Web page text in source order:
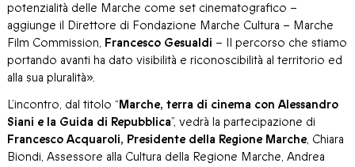
potenzialità delle Marche come set cinematografico –
aggiunge il Direttore di Fondazione Marche Cultura – Marche
Film Commission, Francesco Gesualdi – Il percorso che stiamo
portando avanti ha dato visibilità e riconoscibilità al territorio ed
alla sua pluralità».
L’incontro, dal titolo “Marche, terra di cinema con Alessandro
Siani e la Guida di Repubblica”, vedrà la partecipazione di
Francesco Acquaroli, Presidente della Regione Marche, Chiara
Biondi, Assessore alla Cultura della Regione Marche, Andrea